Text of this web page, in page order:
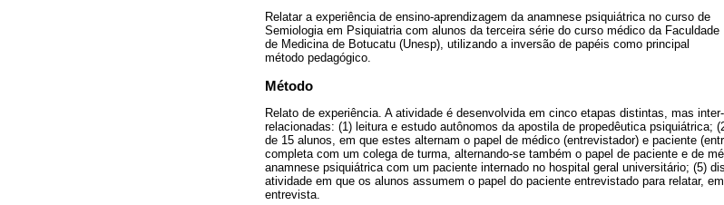
Relatar a experiência de ensino-aprendizagem da anamnese psiquiátrica no curso de
Semiologia em Psiquiatria com alunos da terceira série do curso médico da Faculdade
de Medicina de Botucatu (Unesp), utilizando a inversão de papéis como principal
método pedagógico.
Método
Relato de experiência. A atividade é desenvolvida em cinco etapas distintas, mas inter-
relacionadas: (1) leitura e estudo autônomos da apostila de propedêutica psiquiátrica;
de 15 alunos, em que estes alternam o papel de médico (entrevistador) e paciente
completa com um colega de turma, alternando-se também o papel de paciente e de
anamnese psiquiátrica com um paciente internado no hospital geral universitário; (5)
atividade em que os alunos assumem o papel do paciente entrevistado para relatar,
entrevista.